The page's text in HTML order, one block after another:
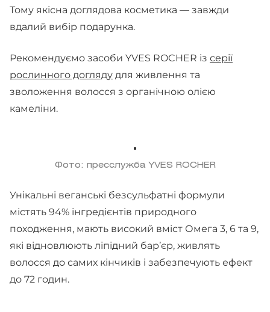
Тому якісна доглядова косметика — завжди
вдалий вибір подарунка.
Рекомендуємо засоби YVES ROCHER із серії
рослинного догляду для живлення та
зволоження волосся з органічною олією
камеліни.
Фото: пресслужба YVES ROCHER
Унікальні веганські безсульфатні формули
містять 94% інгредієнтів природного
походження, мають високий вміст Омега 3, 6 та 9,
які відновлюють ліпідний бар’єр, живлять
волосся до самих кінчиків і забезпечують ефект
до 72 годин.